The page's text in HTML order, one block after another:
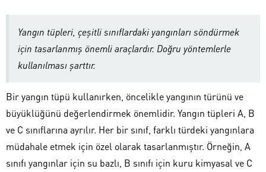
Yangın tüpleri, çeşitli sınıflardaki yangınları söndürmek
için tasarlanmış önemli araçlardır. Doğru yöntemlerle
kullanılması şarttır.
Bir yangın tüpü kullanırken, öncelikle yangının türünü ve
büyüklüğünü değerlendirmek önemlidir. Yangın tüpleri A, B
ve C sınıflarına ayrılır. Her bir sınıf, farklı türdeki yangınlara
müdahale etmek için özel olarak tasarlanmıştır. Örneğin, A
sınıfı yangınlar için su bazlı, B sınıfı için kuru kimyasal ve C